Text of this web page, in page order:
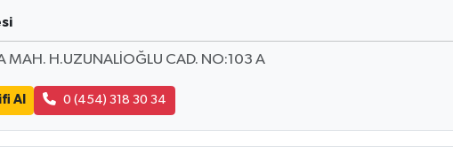
MAH. H.UZUNALİOĞLU CAD. NO:103 A
Al 0 (454) 318 30 34